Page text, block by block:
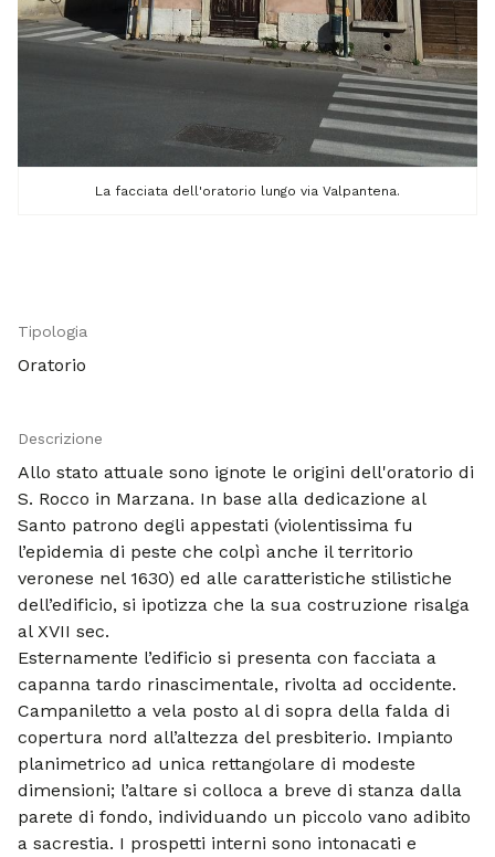
La facciata dell'oratorio lungo via Valpantena.
Tipologia
Oratorio
Descrizione
Allo stato attuale sono ignote le origini dell'oratorio di
S. Rocco in Marzana. In base alla dedicazione al
Santo patrono degli appestati (violentissima fu
l’epidemia di peste che colpì anche il territorio
veronese nel 1630) ed alle caratteristiche stilistiche
dell’edificio, si ipotizza che la sua costruzione risalga
al XVII sec.
Esternamente l’edificio si presenta con facciata a
capanna tardo rinascimentale, rivolta ad occidente.
Campaniletto a vela posto al di sopra della falda di
copertura nord all’altezza del presbiterio. Impianto
planimetrico ad unica rettangolare di modeste
dimensioni; l’altare si colloca a breve di stanza dalla
parete di fondo, individuando un piccolo vano adibito
a sacrestia. I prospetti interni sono intonacati e